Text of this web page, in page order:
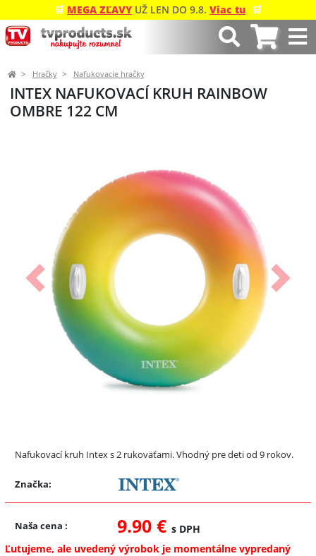
🛒 MEGA ZĽAVY UŽ LEN DO 9.8. Viac tu 🛒
Hračky Nafukovacie hračky
INTEX NAFUKOVACÍ KRUH RAINBOW
OMBRE 122 CM
Predchádzajúci Ďalší
Nafukovací kruh Intex s 2 rukoväťami. Vhodný pre deti od 9 rokov.
Značka:
Naša cena : 9.90 € s DPH
Ľutujeme, ale uvedený výrobok je momentálne vypredaný